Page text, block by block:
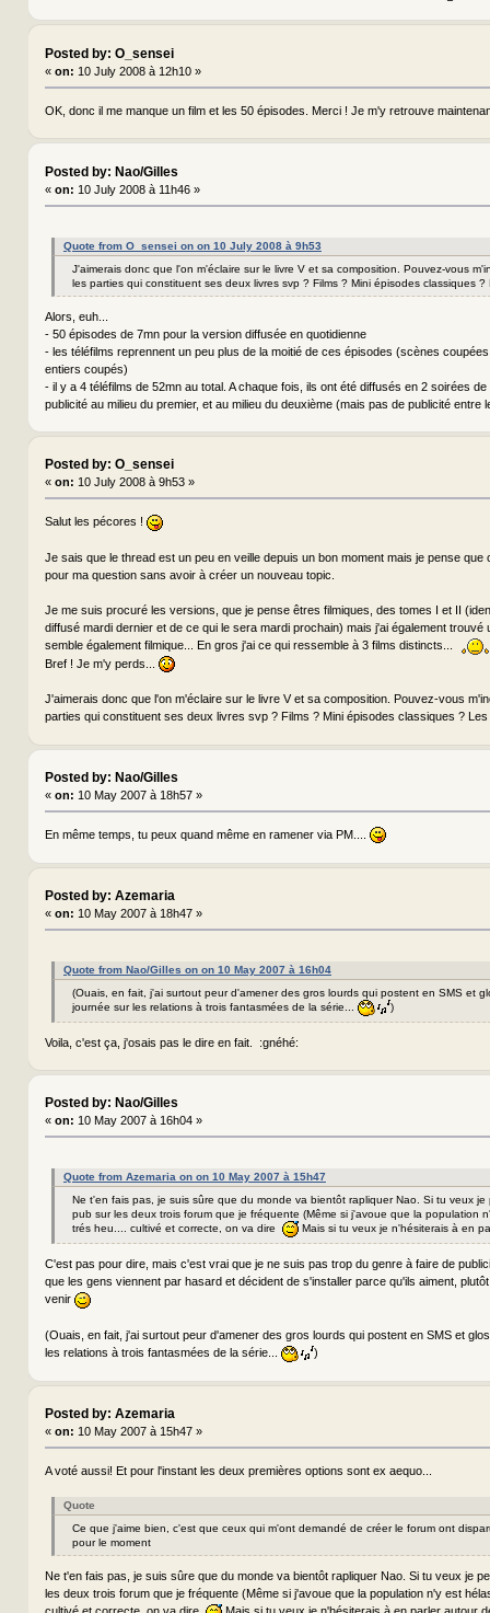
Posted by: O_sensei
« on: 10 July 2008 à 12h10 »
OK, donc il me manque un film et les 50 épisodes. Merci ! Je m'y retrouve
Posted by: Nao/Gilles
« on: 10 July 2008 à 11h46 »
Quote from O_sensei on on 10 July 2008 à 9h53
J'aimerais donc que l'on m'éclaire sur le livre V et sa composition. Pouvez-vous
les parties qui constituent ses deux livres svp ? Films ? Mini épisodes classiques ?
Alors, euh...
- 50 épisodes de 7mn pour la version diffusée en quotidienne
- les téléfilms reprennent un peu plus de la moitié de ces épisodes (scènes
entiers coupés)
- il y a 4 téléfilms de 52mn au total. A chaque fois, ils ont été diffusés en 2 soirées
publicité au milieu du premier, et au milieu du deuxième (mais pas de publicité entre
Posted by: O_sensei
« on: 10 July 2008 à 9h53 »
Salut les pécores !
Je sais que le thread est un peu en veille depuis un bon moment mais je pense que
pour ma question sans avoir à créer un nouveau topic.
Je me suis procuré les versions, que je pense êtres filmiques, des tomes I et II
diffusé mardi dernier et de ce qui le sera mardi prochain) mais j'ai également trouvé
semble également filmique... En gros j'ai ce qui ressemble à 3 films distincts...
Bref ! Je m'y perds...
J'aimerais donc que l'on m'éclaire sur le livre V et sa composition. Pouvez-vous
parties qui constituent ses deux livres svp ? Films ? Mini épisodes classiques ?
Posted by: Nao/Gilles
« on: 10 May 2007 à 18h57 »
En même temps, tu peux quand même en ramener via PM....
Posted by: Azemaria
« on: 10 May 2007 à 18h47 »
Quote from Nao/Gilles on on 10 May 2007 à 16h04
(Ouais, en fait, j'ai surtout peur d'amener des gros lourds qui postent en SMS et
journée sur les relations à trois fantasmées de la série...
)
Voila, c'est ça, j'osais pas le dire en fait. :gnéhé:
Posted by: Nao/Gilles
« on: 10 May 2007 à 16h04 »
Quote from Azemaria on on 10 May 2007 à 15h47
Ne t'en fais pas, je suis sûre que du monde va bientôt rapliquer Nao. Si tu veux je
pub sur les deux trois forum que je fréquente (Même si j'avoue que la population
trés heu.... cultivé et correcte, on va dire
Mais si tu veux je n'hésiterais à en
C'est pas pour dire, mais c'est vrai que je ne suis pas trop du genre à faire de
que les gens viennent par hasard et décident de s'installer parce qu'ils aiment,
venir
(Ouais, en fait, j'ai surtout peur d'amener des gros lourds qui postent en SMS et
les relations à trois fantasmées de la série...
)
Posted by: Azemaria
« on: 10 May 2007 à 15h47 »
A voté aussi! Et pour l'instant les deux premières options sont ex aequo...
Quote
Ce que j'aime bien, c'est que ceux qui m'ont demandé de créer le forum ont
pour le moment
Ne t'en fais pas, je suis sûre que du monde va bientôt rapliquer Nao. Si tu veux je
les deux trois forum que je fréquente (Même si j'avoue que la population n'y est